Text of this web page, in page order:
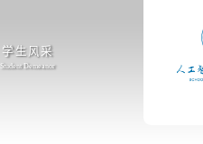
学生风采
Student Demeanor